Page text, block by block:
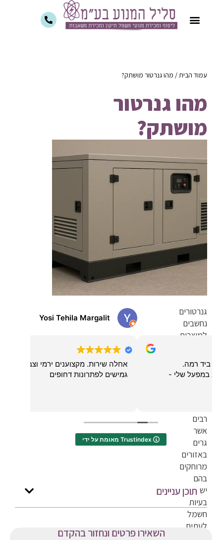
עמוד הבית/ מהו גנרטור מושתק?
מהו גנרטור
מושתק?
גנרטורים
נחשבים
למוצרים
רבה,
רבים
אשר
גרים
באזורים
מרוחקים
בהם
יש
בעיות
חשמל
לעתים
Yosi Tehila Margalit
אחלה שירות. מקצוענים ירמי וצביקה וכל הצוות.
גמישים לפתרונות דחופים
מאומת על ידי Trustindex
תוכן עניינים
השאירו פרטים ונחזור בהקדם